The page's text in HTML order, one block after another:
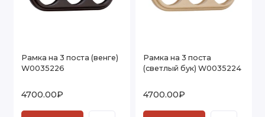
Рамка на 3 поста (венге)
W0035226
4700.00₽
Рамка на 3 поста
(светлый бук) W0035224
4700.00₽